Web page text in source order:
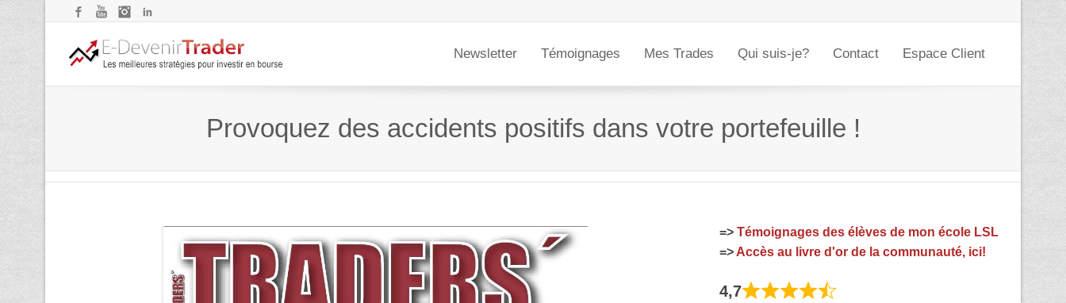
FacebookYouTubeInstagram
Newsletter Témoignages Mes Trades Qui suis-je? Contact Espace Client
Provoquez des accidents positifs dans votre portefeuille !
=> Témoignages des élèves de mon école LSL
=> Accès au livre d'or de la communauté, ici!
4,7